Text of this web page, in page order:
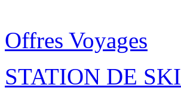
Offres Voyages
STATION DE SKI